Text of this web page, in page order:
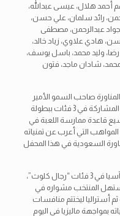
فريق السعودية 31 لاعبا هم أحمد هلال، عيسى عبدالله،
رائد سلمان، علي حسن،
عبدالرحمن، مصطفى
هادي علاوي، زياد خالد،
وليد محمد، باسل يوسف،
محمد، شادان ماجد، فتون
صاحب السمو الأمير
سعود بن عبدالعزيز بن محمد آل سعود أن المشاركة في 3 فئات ببطولة
قاعدة ممارسة اللعبة في
التي أعرب عن تمنياته
السعودية في هذا المحفل
ويخوض فريق السعودية منافسات كأس آسيا في 3 فئات “رجال كلوث”،
المنتخب مشواره في
ليختتم منافسات
بمواجهة ماليزيا في اليوم